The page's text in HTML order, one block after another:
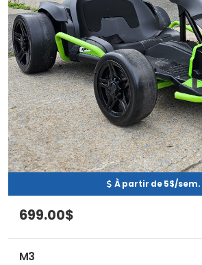
À partir de 5$/sem.
699.00$
M3